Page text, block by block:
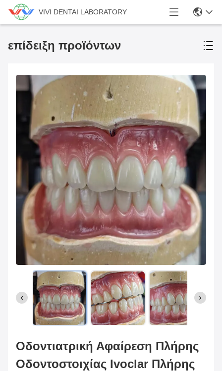
VIVI DENTAI LABORATORY
επίδειξη προϊόντων
Οδοντιατρική Αφαίρεση Πλήρης
Οδοντοστοιχίας Ivoclar Πλήρης